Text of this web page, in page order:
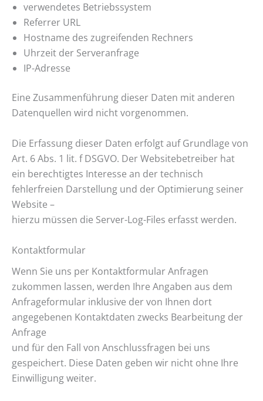
verwendetes Betriebssystem
Referrer URL
Hostname des zugreifenden Rechners
Uhrzeit der Serveranfrage
IP-Adresse
Eine Zusammenführung dieser Daten mit anderen
Datenquellen wird nicht vorgenommen.
Die Erfassung dieser Daten erfolgt auf Grundlage von
Art. 6 Abs. 1 lit. f DSGVO. Der Websitebetreiber hat
ein berechtigtes Interesse an der technisch
fehlerfreien Darstellung und der Optimierung seiner
Website –
hierzu müssen die Server-Log-Files erfasst werden.
Kontaktformular
Wenn Sie uns per Kontaktformular Anfragen
zukommen lassen, werden Ihre Angaben aus dem
Anfrageformular inklusive der von Ihnen dort
angegebenen Kontaktdaten zwecks Bearbeitung der
Anfrage
und für den Fall von Anschlussfragen bei uns
gespeichert. Diese Daten geben wir nicht ohne Ihre
Einwilligung weiter.